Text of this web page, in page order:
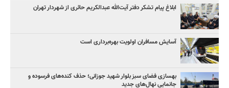
ابلاغ پیام تشکر دفتر آیت‌الله عبدالکریم حائری از شهردار تهران
آسایش مسافران اولویت بهره‌برداری است
بهسازی فضای سبز بلوار شهید جوزانی؛ حذف کنده‌های فرسوده و
جانمایی نهال‌های جدید